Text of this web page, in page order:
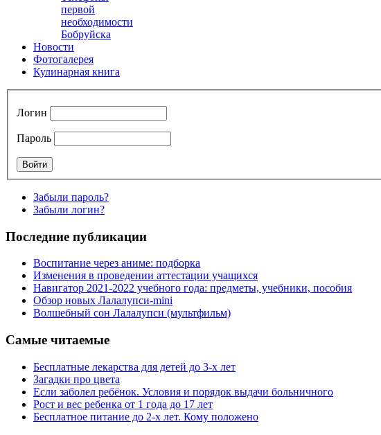
первой
необходимости
Бобруйска
Новости
Фотогалерея
Кулинарная книга
Логин
Пароль
Забыли пароль?
Забыли логин?
Последние публикации
Воспитание через аниме: подборка
Изменения в проведении аттестации учащихся
Навигатор 2021-2022 учебного года: предметы, учебники, пособия
Обзор новых Лалалупси-mini
Волшебный сон Лалалупси (мультфильм)
Самые читаемые
Бесплатные лекарства для детей до 3-х лет
Загадки про цвета
Если заболел ребёнок. Условия и порядок выдачи больничного
Рост и вес ребенка от 1 года до 17 лет
Бесплатное питание до 2-х лет. Кому положено